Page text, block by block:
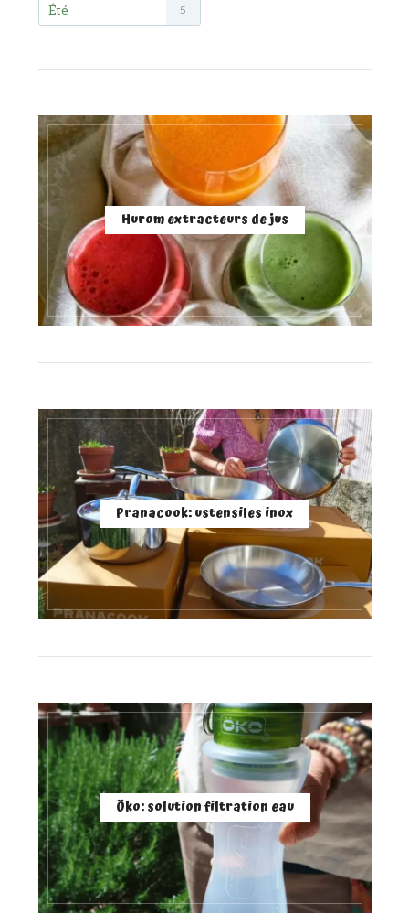
Été 5
Hurom extracteurs de jus
Pranacook: ustensiles inox
Öko: solution filtration eau